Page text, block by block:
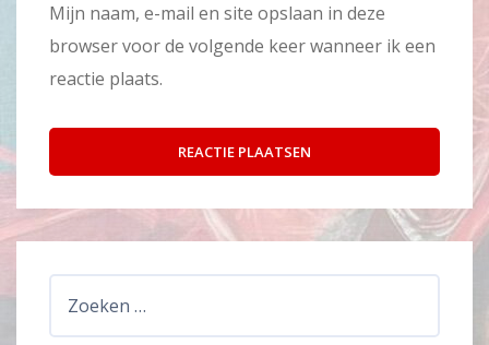
Mijn naam, e-mail en site opslaan in deze
browser voor de volgende keer wanneer ik een
reactie plaats.